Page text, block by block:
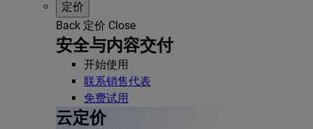
定价
Back 定价 Close
安全与内容交付
开始使用
联系销售代表
免费试用
云定价